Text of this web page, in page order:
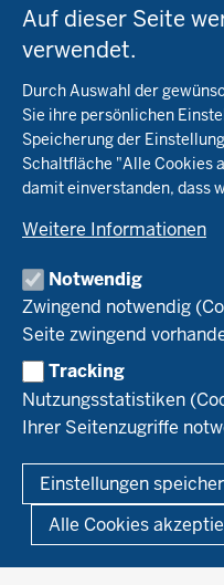
Auf dieser Seite
verwendet.
Durch Auswahl der
Sie ihre persönlichen
Speicherung der
Schaltfläche "Alle Cookies
damit einverstanden, dass
Weitere Informationen
Notwendig
Zwingend notwendig
Seite zwingend
Tracking
Nutzungsstatistiken
Ihrer Seitenzugriffe
Einstellungen
Alle Cookies
in
der
Fachinfo
Öko-Modellregionen NRW
Pflanzenbau
Tierhaltung
Markt
Umstellung
Recht
Beratung
Landwirtschaftskammer NRW
Bioland
Naturland
Versuche
Leitbetriebe Ökologischer
Versuchsbetriebe
WRRL-Modellbetriebe
Kontakte Versuchswesen
Aktuelles
Arbeitsschwerpunkte
Material & Kontakt
Ökoschule in Kleve
Ausbildungsbetriebe
Berufsausbildung
Forschung
Projekte Ökoteam
Forschungsergebnisse
Service
Kontakt
Newsletter
Demonstrationsbetriebe
Links
Fußzeile
Impressum